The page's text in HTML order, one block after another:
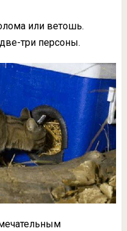
или ветошь.
три персоны.